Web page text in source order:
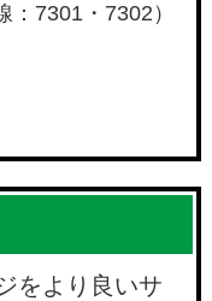
：7301・7302）
をより良いサ